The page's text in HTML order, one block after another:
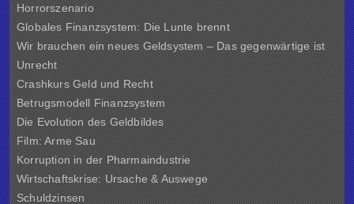
Horrorszenario
Globales Finanzsystem: Die Lunte brennt
Wir brauchen ein neues Geldsystem – Das gegenwärtige ist
Unrecht
Crashkurs Geld und Recht
Betrugsmodell Finanzsystem
Die Evolution des Geldbildes
Film: Arme Sau
Korruption in der Pharmaindustrie
Wirtschaftskrise: Ursache & Auswege
Schuldzinsen